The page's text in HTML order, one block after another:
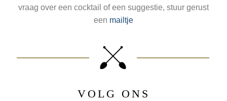
vraag over een cocktail of een suggestie, stuur gerust
een mailtje
VOLG ONS